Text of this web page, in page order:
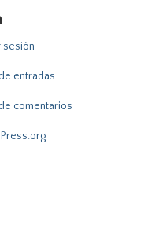
sesión
entradas
comentarios